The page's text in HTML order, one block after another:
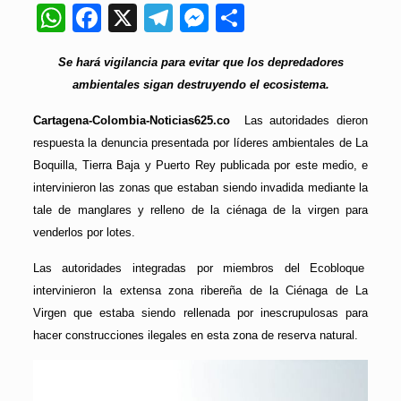
WhatsApp
Facebook
X Telegram
Messenger
Se hará vigilancia para evitar que los depredadores
ambientales sigan destruyendo el ecosistema.
Cartagena-Colombia-Noticias625.co
Las autoridades dieron
respuesta la denuncia presentada por líderes ambientales de La
Boquilla, Tierra Baja y Puerto Rey publicada por este medio, e
intervinieron las zonas que estaban siendo invadida mediante la
tale de manglares y relleno de la ciénaga de la virgen para
venderlos por lotes.
Las autoridades integradas por miembros del Ecobloque
intervinieron la extensa zona ribereña de la Ciénaga de La
Virgen que estaba siendo rellenada por inescrupulosas para
hacer construcciones ilegales en esta zona de reserva natural.